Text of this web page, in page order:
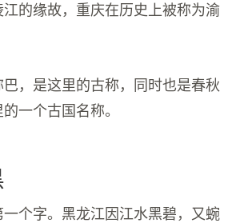
的缘故，重庆在历史上被称为渝
，是这里的古称，同时也是春秋
一个古国名称。
个字。黑龙江因江水黑碧，又蜿